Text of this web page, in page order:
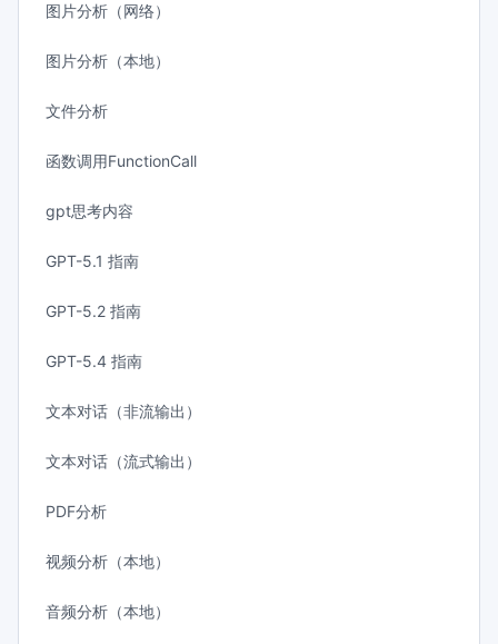
图片分析（网络）
图片分析（本地）
文件分析
函数调用FunctionCall
gpt思考内容
GPT-5.1 指南
GPT-5.2 指南
GPT-5.4 指南
文本对话（非流输出）
文本对话（流式输出）
PDF分析
视频分析（本地）
音频分析（本地）